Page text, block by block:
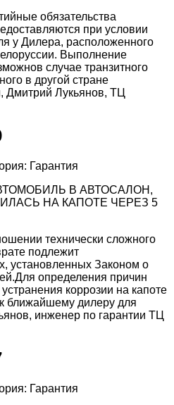
обязательства
при условии
у Дилера, расположенного
Выполнение
случае транзитного
в другой стране
Дмитрий Лукьянов, ТЦ
Гарантия
В АВТОСАЛОН,
НА КАПОТЕ ЧЕРЕЗ 5
технически сложного
подлежит
установленных Законом о
определения причин
коррозии на капоте
ближайшему дилеру для
инженер по гарантии ТЦ
Гарантия